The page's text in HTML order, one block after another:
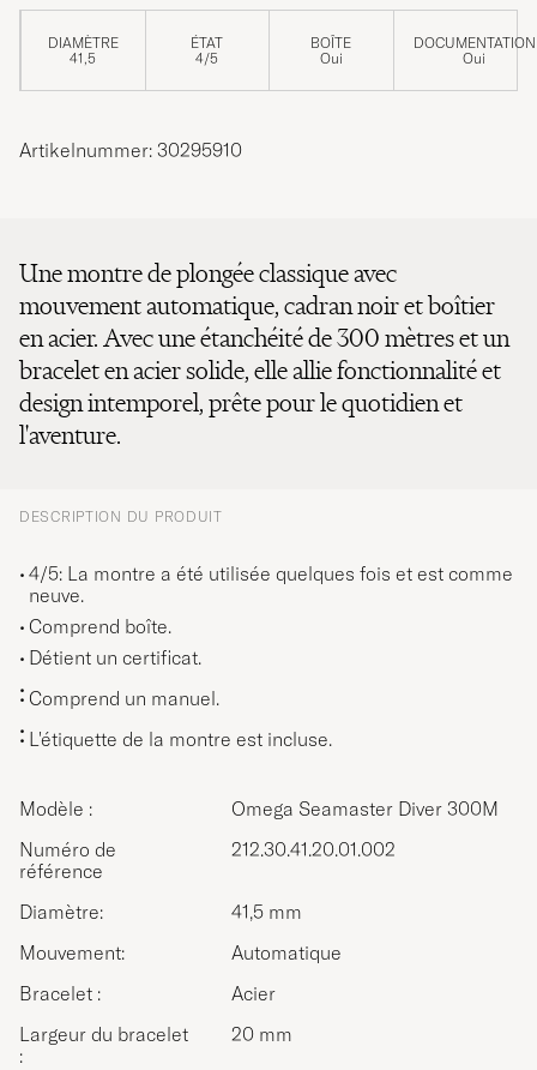
DIAMÈTRE
41,5
ÉTAT
4/5
BOÎTE
Oui
DOCUMENTATION
Oui
Artikelnummer: 30295910
Une montre de plongée classique avec
mouvement automatique, cadran noir et boîtier
en acier. Avec une étanchéité de 300 mètres et un
bracelet en acier solide, elle allie fonctionnalité et
design intemporel, prête pour le quotidien et
l'aventure.
DESCRIPTION DU PRODUIT
4/5: La montre a été utilisée quelques fois et est comme
neuve.
Comprend boîte.
Détient un certificat.
Comprend un manuel.
L'étiquette de la montre est incluse.
Modèle :
Omega Seamaster Diver 300M
Numéro de
référence
212.30.41.20.01.002
Diamètre:
41,5 mm
Mouvement:
Automatique
Bracelet :
Acier
Largeur du bracelet
:
20 mm